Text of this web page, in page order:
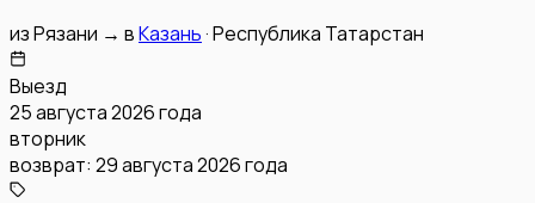
изРязани → вКазань·Республика Татарстан
Выезд
25 августа 2026 года
вторник
возврат: 29 августа 2026 года